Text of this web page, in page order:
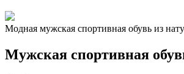
Модная мужская спортивная обувь из
Мужская спортивная